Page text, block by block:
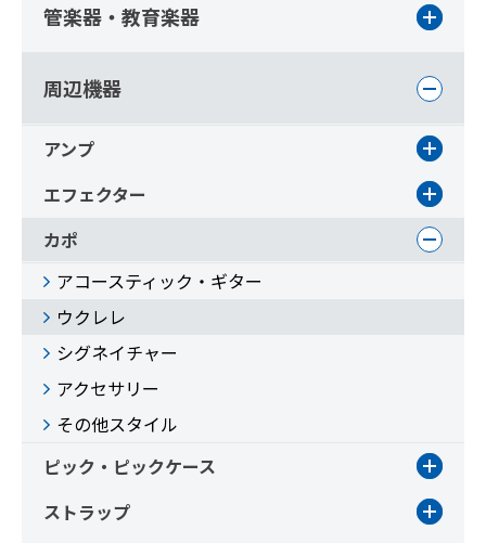
管楽器・教育楽器
周辺機器
アンプ
エフェクター
カポ
アコースティック・ギター
ウクレレ
シグネイチャー
アクセサリー
その他スタイル
ピック・ピックケース
ストラップ